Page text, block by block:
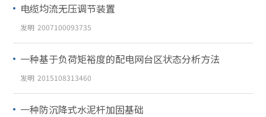
电缆均流无压调节装置
发明 2007100093735
一种基于负荷矩裕度的配电网台区状态分析方法
发明 2015108313460
一种防沉降式水泥杆加固基础